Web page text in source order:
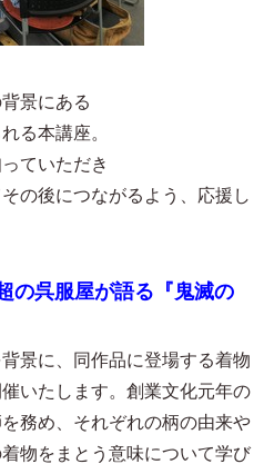
景にある
る本講座。
ていただき
の後につながるよう、応援し
の呉服屋が語る『鬼滅の
景に、同作品に登場する着物
いたします。創業文化元年の
務め、それぞれの柄の由来や
物をまとう意味について学び